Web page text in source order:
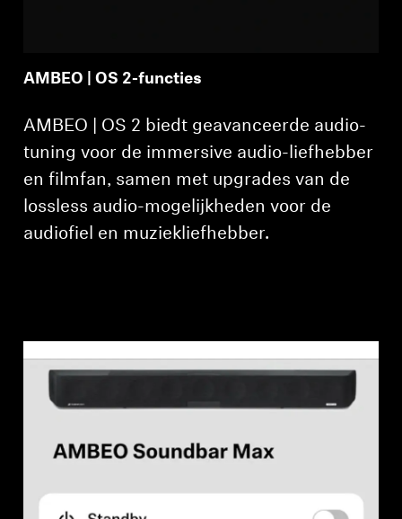
AMBEO | OS 2-functies
AMBEO | OS 2 biedt geavanceerde audio-
tuning voor de immersive audio-liefhebber
en filmfan, samen met upgrades van de
lossless audio-mogelijkheden voor de
audiofiel en muziekliefhebber.